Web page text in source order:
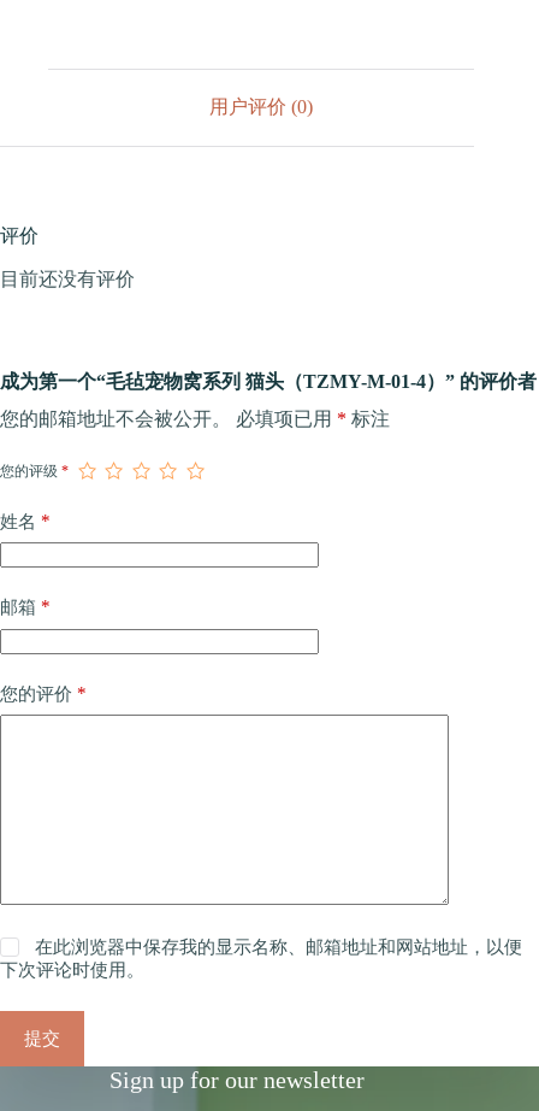
数
量
用户评价 (0)
评价
目前还没有评价
成为第一个“毛毡宠物窝系列 猫头（TZMY-M-01-4）” 的评价者
您的邮箱地址不会被公开。
必填项已用 * 标注
您的评级 *
姓名 *
邮箱 *
您的评价 *
在此浏览器中保存我的显示名称、邮箱地址和网站地址，以便
下次评论时使用。
提交
Sign up for our newsletter